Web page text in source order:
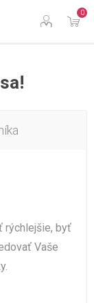
0
rýchlejšie, byť
Vaše